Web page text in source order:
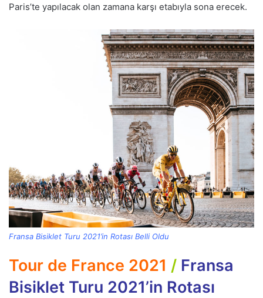
Paris’te yapılacak olan zamana karşı etabıyla sona erecek.
Fransa Bisiklet Turu 2021’in Rotası Belli Oldu
Tour de France 2021 / Fransa
Bisiklet Turu 2021’in Rotası